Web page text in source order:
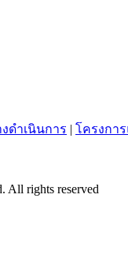
ดำเนินการ | โครงกา
All rights reserved